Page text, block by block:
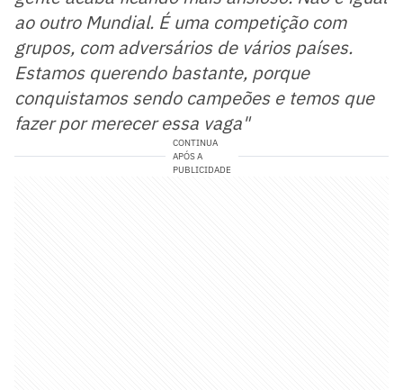
ao outro Mundial. É uma competição com
grupos, com adversários de vários países.
Estamos querendo bastante, porque
conquistamos sendo campeões e temos que
fazer por merecer essa vaga"
CONTINUA
APÓS A
PUBLICIDADE